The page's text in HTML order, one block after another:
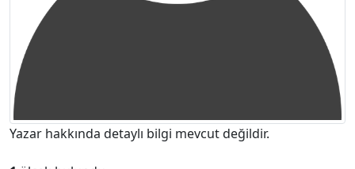
Yazar hakkında detaylı bilgi mevcut değildir.